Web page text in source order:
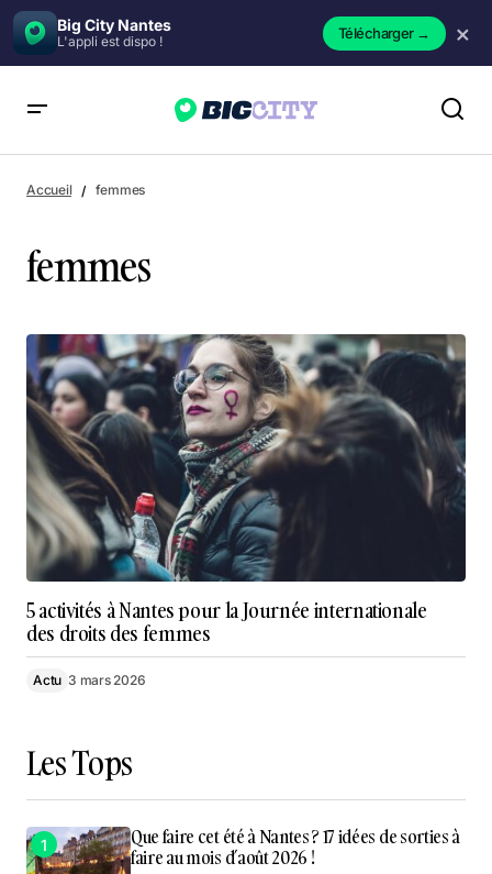
Big City Nantes
L'appli est dispo ! Télécharger→ ×
Accueil femmes
femmes
5 activités à Nantes pour la Journée internationale
des droits des femmes
Actu 3 mars 2026
Les Tops
Que faire cet été à Nantes ? 17 idées de sorties à
faire au mois d’août 2026 !